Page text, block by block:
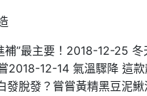
補”最主要！2018-12-25 冬
2018-12-14 氣溫驟降 這
發脫發？嘗嘗黃精黑豆泥鰍